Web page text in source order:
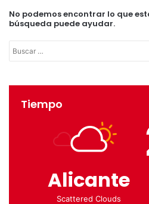
No podemos encontrar lo que
búsqueda puede ayudar.
Tiempo
Alicante
Scattered Clouds